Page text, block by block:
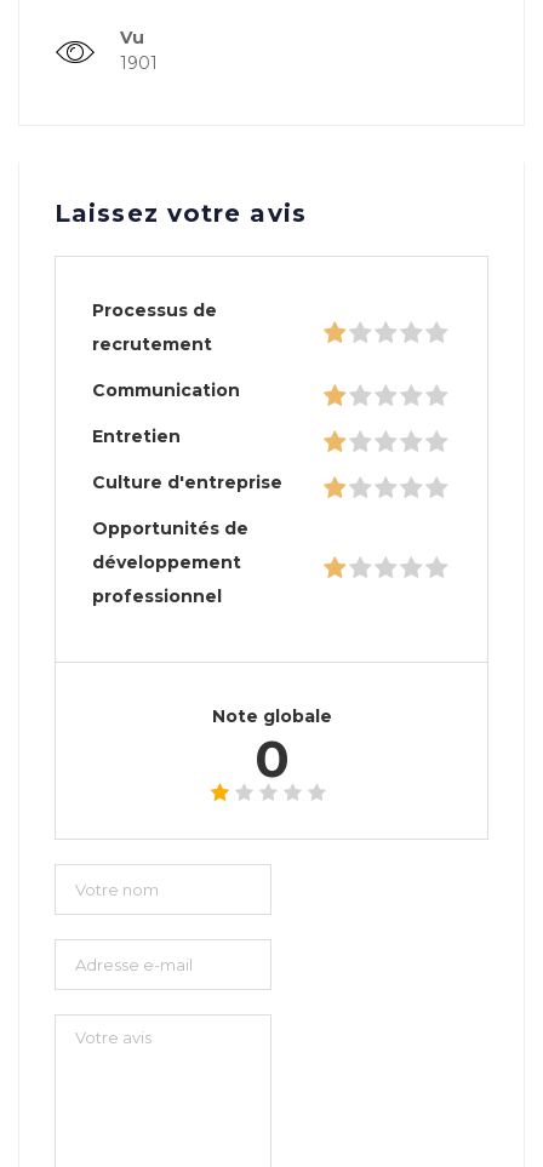
Vu
1901
Laissez votre avis
Processus de
recrutement
Communication
Entretien
Culture d'entreprise
Opportunités de
développement
professionnel
Note globale
0